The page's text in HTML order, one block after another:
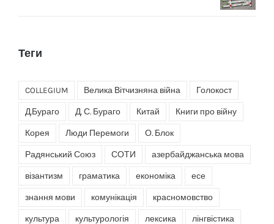
Теги
COLLEGIUM Велика Вітчизняна війна Голокост
Д.Бураго Д. С. Бураго Китай Книги про війну
Корея Люди Перемоги О. Блок
Радянський Союз СОТИ азербайджанська мова
візантизм граматика економіка есе
знання мови комунікація красномовство
культура культурологія лексика лінгвістика